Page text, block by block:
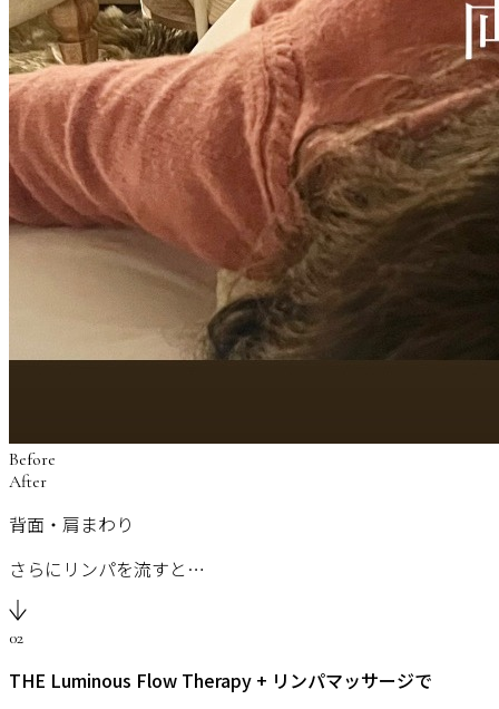
Before
After
背面・肩まわり
さらにリンパを流すと…
02
THE Luminous Flow Therapy + リンパマッサージで